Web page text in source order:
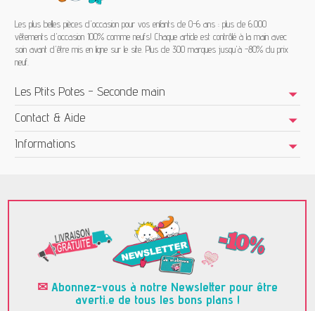
Les plus belles pièces d'occasion pour vos enfants de 0-6 ans : plus de 6.000
vêtements d'occasion 100% comme neufs! Chaque article est contrôlé à la main avec
soin avant d'être mis en ligne sur le site. Plus de 300 marques jusqu'à -80% du prix
neuf.
Les Ptits Potes - Seconde main
Contact & Aide
Informations
✉ Abonnez-vous à notre Newsletter pour être
averti.e de tous les bons plans !